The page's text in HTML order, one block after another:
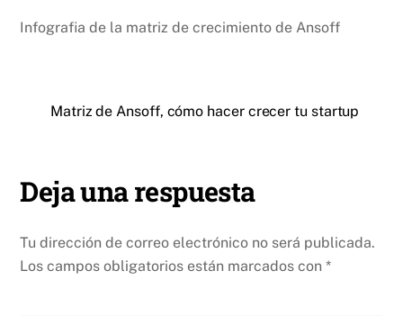
Infografia de la matriz de crecimiento de Ansoff
Matriz de Ansoff, cómo hacer crecer tu startup
Deja una respuesta
Tu dirección de correo electrónico no será publicada.
Los campos obligatorios están marcados con*